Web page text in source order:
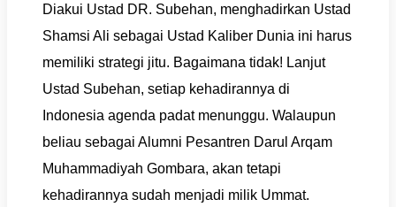
Diakui Ustad DR. Subehan, menghadirkan Ustad
Shamsi Ali sebagai Ustad Kaliber Dunia ini harus
memiliki strategi jitu. Bagaimana tidak! Lanjut
Ustad Subehan, setiap kehadirannya di
Indonesia agenda padat menunggu. Walaupun
beliau sebagai Alumni Pesantren Darul Arqam
Muhammadiyah Gombara, akan tetapi
kehadirannya sudah menjadi milik Ummat.